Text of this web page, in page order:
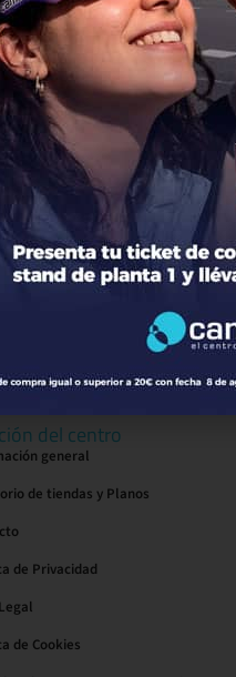
El Cine
del centro
general
de tiendas y Planos
de Privacidad
de Cookies